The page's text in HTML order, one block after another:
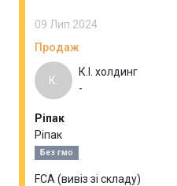
09 Лип 2024
Продаж
К.
К.І. холдинг
-
Ріпак
Ріпак
Без гмо
FCA (вивіз зі складу)